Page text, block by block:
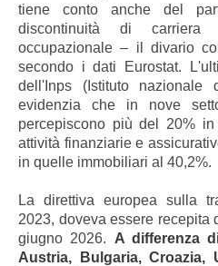
tiene conto anche del
discontinuità di carriera
occupazionale – il divario
secondo i dati Eurostat.
dell'Inps (Istituto nazionale
evidenzia che in nove
percepiscono più del 20%
attività finanziarie e
in quelle immobiliari al 40,2%.
La direttiva europea sulla
2023, doveva essere recepita
giugno 2026. A differenza
Austria, Bulgaria, Croazia,